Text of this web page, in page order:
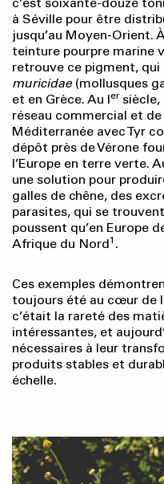
à Séville pour être
jusqu’au Moyen-Orient.
teinture pourpre marine
retrouve ce pigment,
muricidae(mollusques
et en Grèce. Au Iersiècle,
réseau commercial et
Méditerranée avec Tyr
dépôt près de Vérone
l’Europe en terre verte.
une solution pour
galles de chêne, des
parasites, qui se
poussent qu’en Europe
Afrique du Nord1 .
Ces exemples
toujours été au cœur de
c’était la rareté des
intéressantes, et
nécessaires à leur
produits stables et
échelle.